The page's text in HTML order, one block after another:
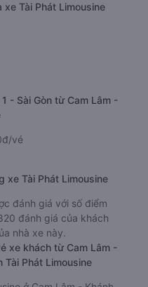
Tài Phát Limousine
- Sài Gòn từ Cam Lâm -
vé
xe Tài Phát Limousine
đánh giá với số điểm
đánh giá của khách
nhà xe này.
xe khách từ Cam Lâm -
Tài Phát Limousine